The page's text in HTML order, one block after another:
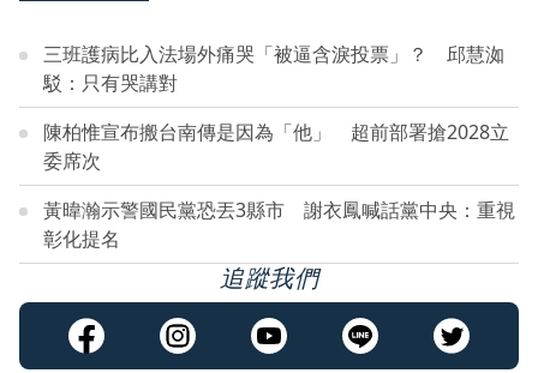
三班護病比入法場外痛哭「被逼含淚投票」？ 邱慧洳
駁：只有哭講對
陳柏惟宣布搬台南傳是因為「他」 超前部署搶2028立
委席次
黃暐瀚示警國民黨恐丟3縣市 謝衣鳳喊話黨中央：重視
彰化提名
追蹤我們